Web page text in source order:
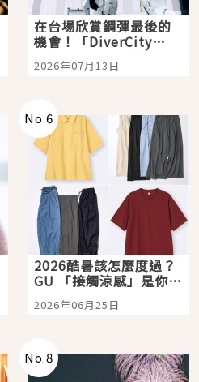
在台場欣賞鋼彈最後的
機會！「DiverCity
Tokyo Plaza」搭船、
購物、美食及夜景，一
2026年07月13日
No.6
2026酷暑該怎麼度過？
GU 「接觸涼感」是你的
夏日救星
2026年06月25日
No.8